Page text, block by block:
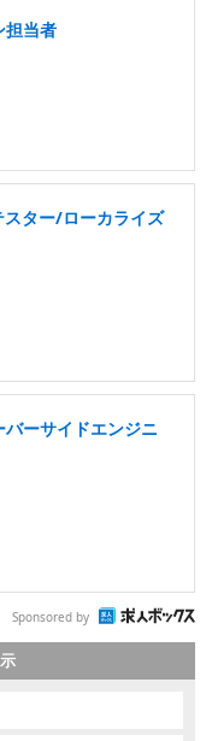
担当者
ター/ローカライズ
ーサイドエンジニ
Sponsored by